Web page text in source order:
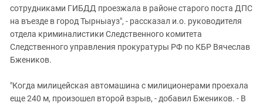
Южный Кавказ
ЮФО
сотрудниками ГИБДД проезжала в районе старого поста ДПС
на въезде в город Тырныауз", - рассказал и.о. руководителя
отдела криминалистики Следственного комитета
Следственного управления прокуратуры РФ по КБР Вячеслав
Бжеников.
"Когда милицейская автомашина с милиционерами проехала
еще 240 м, произошел второй взрыв, - добавил Бжеников. - В